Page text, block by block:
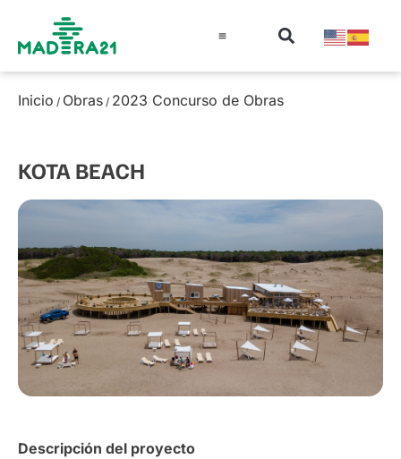
Inicio / Obras / 2023 Concurso de Obras
KOTA BEACH
Descripción del proyecto